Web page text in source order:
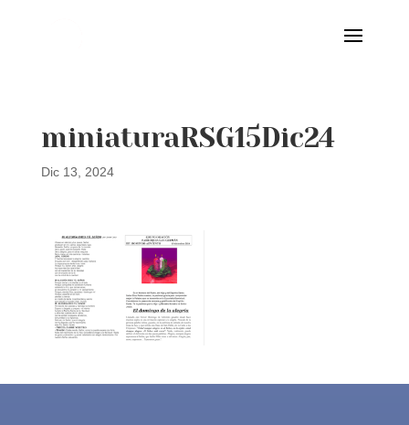
miniaturaRSG15Dic24
Dic 13, 2024